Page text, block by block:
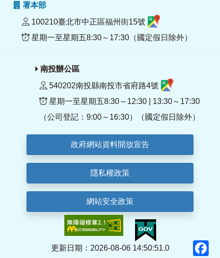
署本部
100210臺北市中正區福州街15號
星期一至星期五8:30～17:30（國定假日除外）
南投辦公區
540202南投縣南投市省府路4號
星期一至星期五8:30～12:30 | 13:30～17:30
（公司登記：9:00～16:30）（國定假日除外）
政府網站資料開放宣告
隱私權政策
網站安全政策
更新日期：2026-08-06 14:50:51.0